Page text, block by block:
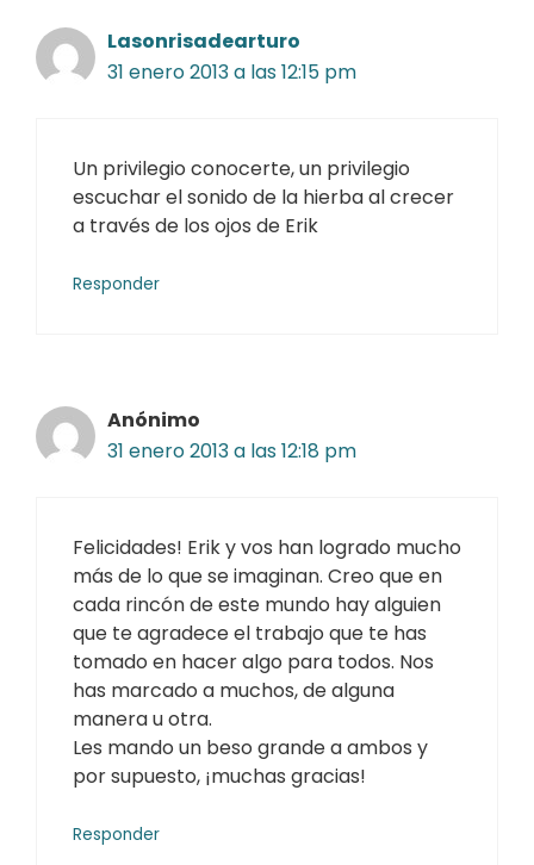
Lasonrisadearturo
31 enero 2013 a las 12:15 pm
Un privilegio conocerte, un privilegio
escuchar el sonido de la hierba al crecer
a través de los ojos de Erik
Responder
Anónimo
31 enero 2013 a las 12:18 pm
Felicidades! Erik y vos han logrado mucho
más de lo que se imaginan. Creo que en
cada rincón de este mundo hay alguien
que te agradece el trabajo que te has
tomado en hacer algo para todos. Nos
has marcado a muchos, de alguna
manera u otra.
Les mando un beso grande a ambos y
por supuesto, ¡muchas gracias!
Responder